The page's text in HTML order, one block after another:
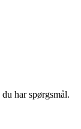
har spørgsmål.